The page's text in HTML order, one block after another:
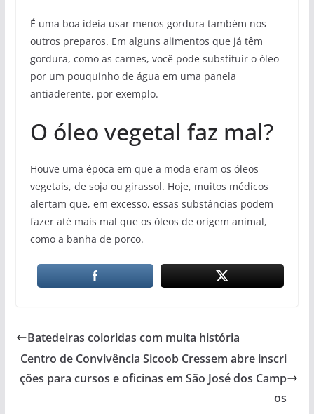
É uma boa ideia usar menos gordura também nos
outros preparos. Em alguns alimentos que já têm
gordura, como as carnes, você pode substituir o óleo
por um pouquinho de água em uma panela
antiaderente, por exemplo.
O óleo vegetal faz mal?
Houve uma época em que a moda eram os óleos
vegetais, de soja ou girassol. Hoje, muitos médicos
alertam que, em excesso, essas substâncias podem
fazer até mais mal que os óleos de origem animal,
como a banha de porco.
Batedeiras coloridas com muita história
Centro de Convivência Sicoob Cressem abre inscri
ções para cursos e oficinas em São José dos Camp
os